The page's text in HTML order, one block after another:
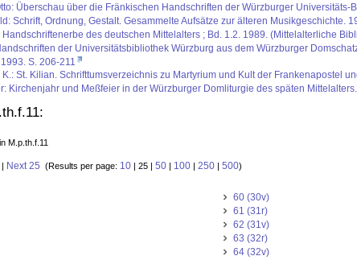
Überschau über die Fränkischen Handschriften der Würzburger
Schrift, Ordnung, Gestalt. Gesammelte Aufsätze zur älteren Musikgeschichte.
Handschriftenerbe des deutschen Mittelalters ; Bd. 1.2. 1989. (Mittelalterliche
der Universitätsbibliothek Würzburg aus dem Würzburger
S. 206-211
St. Kilian. Schrifttumsverzeichnis zu Martyrium und Kult der Frankenapostel
Kirchenjahr und Meßfeier in der Würzburger Domliturgie des späten
M.p.th.f.11
Next 25 (Results per page: 10 | 25 | 50 100 250 500)
60 (30v)
61 (31r)
62 (31v)
63 (32r)
64 (32v)